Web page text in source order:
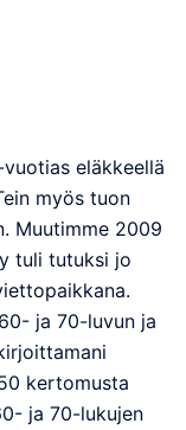
eläkkeellä
myös tuon
Muutimme 2009
tuli tutuksi jo
ja 70-luvun ja
kertomusta
ja 70-lukujen